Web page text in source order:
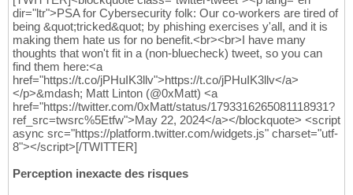
dir="ltr">PSA for Cybersecurity folk: Our co-workers are tired of
being &quot;tricked&quot; by phishing exercises y'all, and it is
making them hate us for no benefit.<br><br>I have many
thoughts that won't fit in a (non-bluecheck) tweet, so you can
find them here:<a
href="https://t.co/jPHuIK3llv">https://t.co/jPHuIK3llv</a>
</p>&mdash; Matt Linton (@0xMatt) <a
href="https://twitter.com/0xMatt/status/1793316265081118931?
ref_src=twsrc%5Etfw">May 22, 2024</a></blockquote> <script
async src="https://platform.twitter.com/widgets.js" charset="utf-
8"></script>[/TWITTER]
Perception inexacte des risques